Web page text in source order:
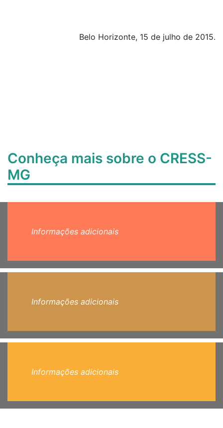
Belo Horizonte, 15 de julho de 2015.
Conheça mais sobre o CRESS-
MG
Informações adicionais
Informações adicionais
Informações adicionais